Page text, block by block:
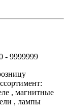
- 9999999
, магнитные
, лампы